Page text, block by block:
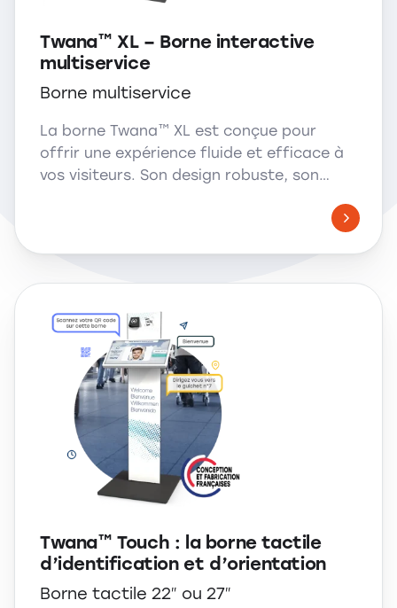
Twana™ XL – Borne interactive
multiservice
Borne multiservice
La borne Twana™ XL est conçue pour
offrir une expérience fluide et efficace à
vos visiteurs. Son design robuste, son…
Twana™ Touch : la borne tactile
d’identification et d’orientation
Borne tactile 22″ ou 27″